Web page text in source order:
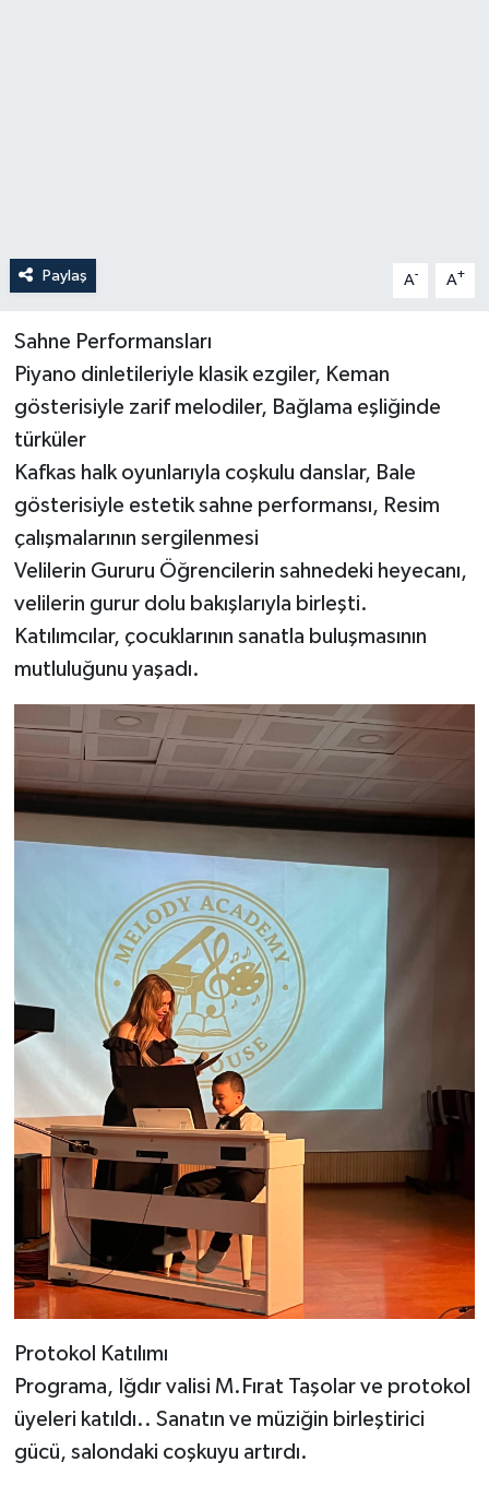
Paylaş A- A+
Sahne Performansları
Piyano dinletileriyle klasik ezgiler, Keman
gösterisiyle zarif melodiler, Bağlama eşliğinde
türküler
Kafkas halk oyunlarıyla coşkulu danslar, Bale
gösterisiyle estetik sahne performansı, Resim
çalışmalarının sergilenmesi
Velilerin Gururu Öğrencilerin sahnedeki heyecanı,
velilerin gurur dolu bakışlarıyla birleşti.
Katılımcılar, çocuklarının sanatla buluşmasının
mutluluğunu yaşadı.
Protokol Katılımı
Programa, Iğdır valisi M.Fırat Taşolar ve protokol
üyeleri katıldı.. Sanatın ve müziğin birleştirici
gücü, salondaki coşkuyu artırdı.